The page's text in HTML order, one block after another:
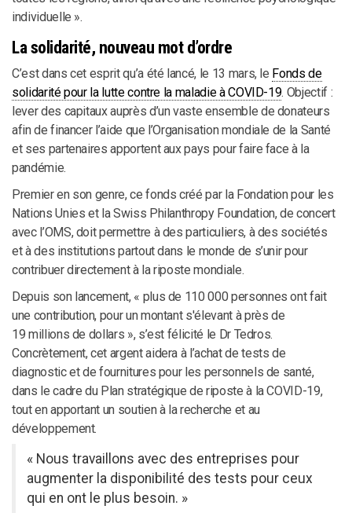
individuelle ».
La solidarité, nouveau mot d’ordre
C’est dans cet esprit qu’a été lancé, le 13 mars, le Fonds de
solidarité pour la lutte contre la maladie à COVID-19. Objectif :
lever des capitaux auprès d’un vaste ensemble de donateurs
afin de financer l’aide que l’Organisation mondiale de la Santé
et ses partenaires apportent aux pays pour faire face à la
pandémie.
Premier en son genre, ce fonds créé par la Fondation pour les
Nations Unies et la Swiss Philanthropy Foundation, de concert
avec l’OMS, doit permettre à des particuliers, à des sociétés
et à des institutions partout dans le monde de s’unir pour
contribuer directement à la riposte mondiale.
Depuis son lancement, « plus de 110 000 personnes ont fait
une contribution, pour un montant s'élevant à près de
19 millions de dollars », s’est félicité le Dr Tedros.
Concrètement, cet argent aidera à l’achat de tests de
diagnostic et de fournitures pour les personnels de santé,
dans le cadre du Plan stratégique de riposte à la COVID-19,
tout en apportant un soutien à la recherche et au
développement.
« Nous travaillons avec des entreprises pour
augmenter la disponibilité des tests pour ceux
qui en ont le plus besoin. »